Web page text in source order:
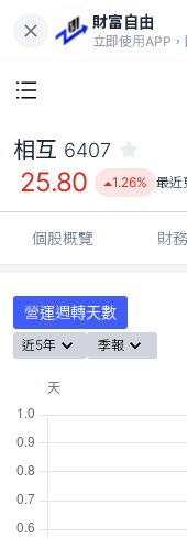
財富自由
立即使用APP
相互 6407
25.80 1.26% 最近
個股概覽 財
營運週轉天數
近5年 季報